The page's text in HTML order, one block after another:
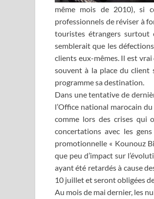
même mois de 2010), si
professionnels de réviser à
touristes étrangers surtout
semblerait que les
clients eux-mêmes. Il est
souvent à la place du client
programme sa destination.
Dans une tentative de
l’Office national marocain
comme lors des crises qui
concertations avec les
promotionnelle « Kounouz
que peu d’impact sur
ayant été retardés à cause
10 juillet et seront obligées
Au mois de mai dernier, les